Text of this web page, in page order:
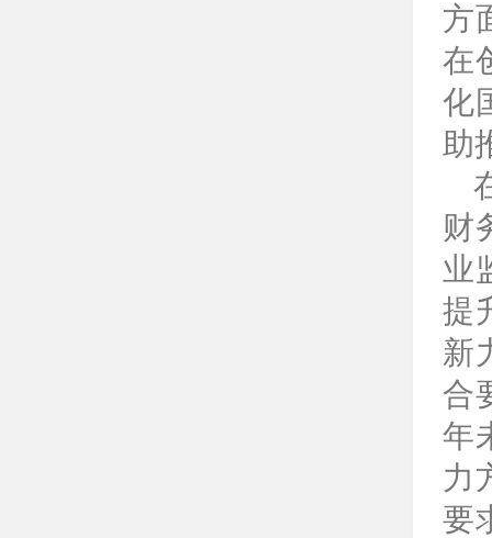
方
在
化
助
财
业
提
新
合
年
力
要